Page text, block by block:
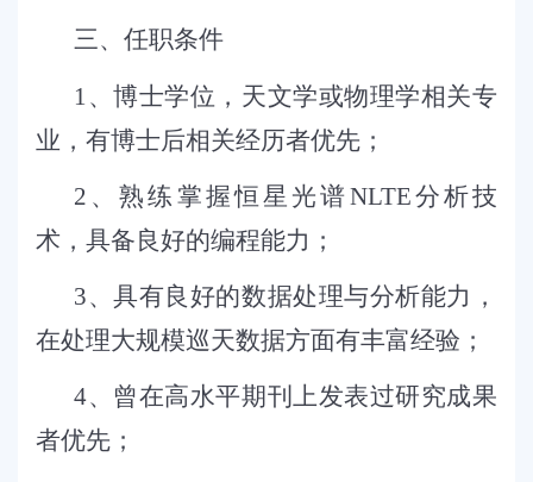
三、任职条件
1、博士学位，天文学或物理学相关专
业，有博士后相关经历者优先；
2 、熟练掌握恒星光谱NLTE分析技
术，具备良好的编程能力；
3、具有良好的数据处理与分析能力，
在处理大规模巡天数据方面有丰富经验；
4、曾在高水平期刊上发表过研究成果
者优先；